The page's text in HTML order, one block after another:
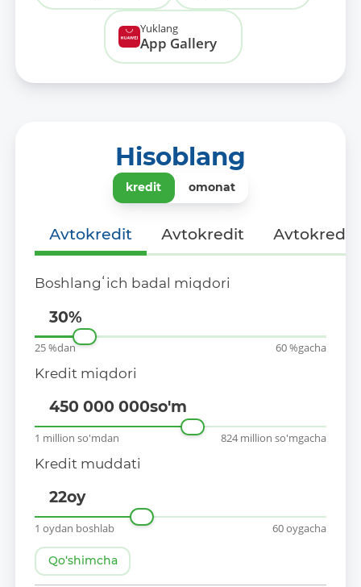
Yuklang
App Gallery
Hisoblang
kredit omonat
Аvtokredit Аvtokredit Аvtokredit
Boshlangʻich badal miqdori
30%
25 %dan 60 %gacha
Kredit miqdori
450 000 000so'm
1 million so'mdan 824 million so'mgacha
Kredit muddati
22oy
1 oydan boshlab 60 oygacha
Qo‘shimcha